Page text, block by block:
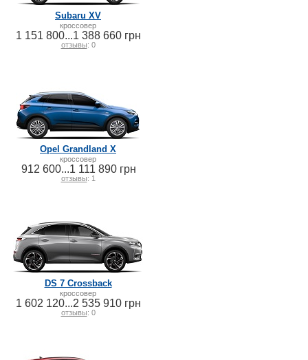
Subaru XV
кроссовер
1 151 800...1 388 660 грн
отзывы: 0
Opel Grandland X
кроссовер
912 600...1 111 890 грн
отзывы: 1
DS 7 Crossback
кроссовер
1 602 120...2 535 910 грн
отзывы: 0